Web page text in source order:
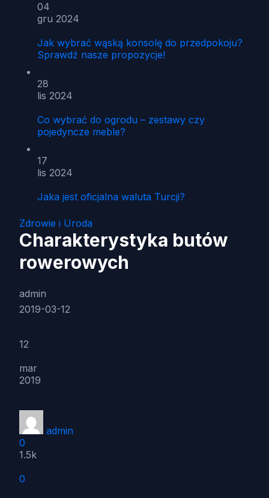
04
gru 2024
Jak wybrać wąską konsolę do przedpokoju?
Sprawdź nasze propozycje!
28
lis 2024
Co wybrać do ogrodu – zestawy czy
pojedyncze meble?
17
lis 2024
Jaka jest oficjalna waluta Turcji?
Zdrowie i Uroda
Charakterystyka butów
rowerowych
admin
2019-03-12
12
mar
2019
admin
0
1.5k
0